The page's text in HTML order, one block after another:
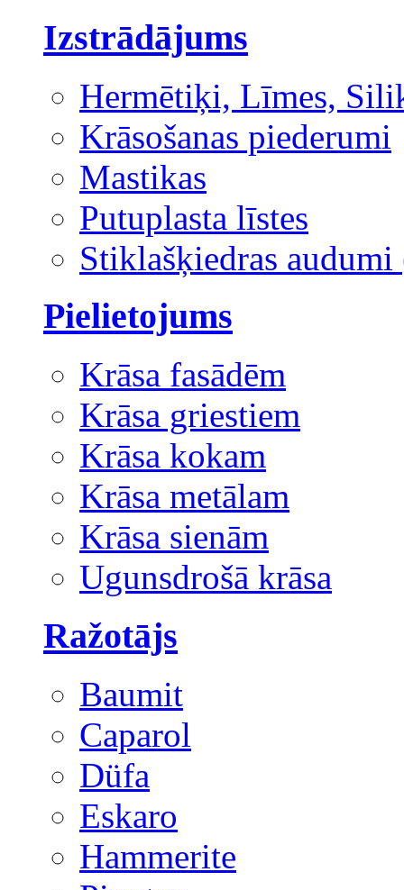
Izstrādājums
Hermētiķi, Līmes,
Krāsošanas piederumi
Mastikas
Putuplasta līstes
Stiklašķiedras audumi
Pielietojums
Krāsa fasādēm
Krāsa griestiem
Krāsa kokam
Krāsa metālam
Krāsa sienām
Ugunsdrošā krāsa
Ražotājs
Baumit
Caparol
Düfa
Eskaro
Hammerite